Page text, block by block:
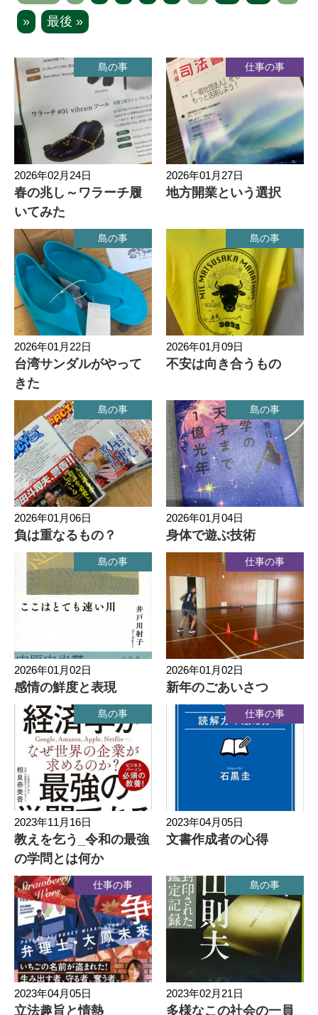
» 最後 »
島の事
2026年02月24日
春の兆し～ワラーチ履
いてみた
仕事の事
2026年01月27日
地方開業という選択
島の事
2026年01月22日
台湾サンダルがやって
きた
島の事
2026年01月09日
不安は向き合うもの
島の事
2026年01月06日
負は重なるもの？
島の事
2026年01月04日
身体で遊ぶ技術
島の事
2026年01月02日
感情の鮮度と表現
仕事の事
2026年01月02日
新年のごあいさつ
島の事
2023年11月16日
教えを乞う_令和の最強
の学問とは何か
仕事の事
2023年04月05日
文書作成者の心得
仕事の事
2023年04月05日
立法趣旨と情熱
島の事
2023年02月21日
多様なこの社会の一員